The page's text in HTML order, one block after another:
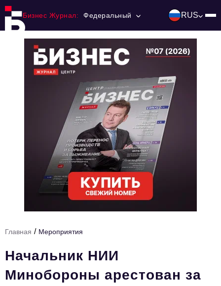
Бизнес Журнал: Федеральный RUS
Ниши и рынки
Технологии и тренды
Тема номера
HR
Персона номера
Главная / Мероприятия
Начальник НИИ
Минобороны арестован за